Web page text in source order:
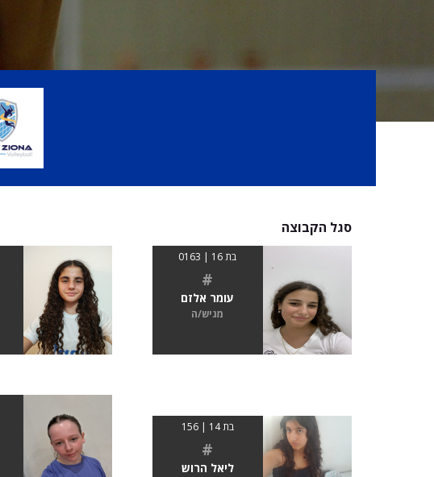
סגל הקבוצה
בת 16 | 0163
#
עומר אלזם
מגיש/ה
בת 14 | 156
#
ליאל הרוש